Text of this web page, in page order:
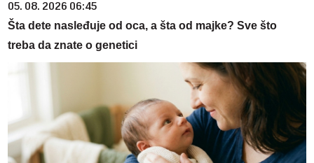
05. 08. 2026 06:45
Šta dete nasleđuje od oca, a šta od majke? Sve što
treba da znate o genetici